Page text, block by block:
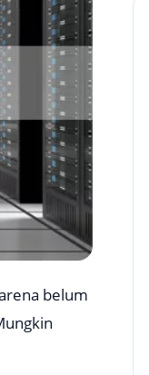
belum